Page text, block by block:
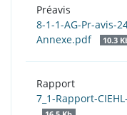
Préavis
8-1-1-AG-Pr-avis-
Annexe.pdf
10.3
Rapport
7_1-Rapport-